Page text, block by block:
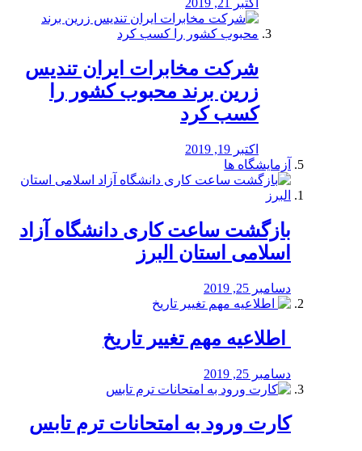
اکتبر 21, 2019
شرکت مخابرات ایران تندیس
زرین برند محبوب کشور را
کسب کرد
اکتبر 19, 2019
آزمایشگاه ها
بازگشت ساعت کاری دانشگاه آزاد
اسلامی استان البرز
دسامبر 25, 2019
️ اطلاعیه مهم تغییر تاریخ
دسامبر 25, 2019
کارت ورود به امتحانات ترم تابس